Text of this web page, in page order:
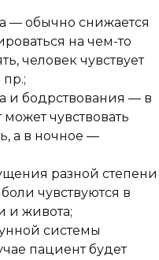
— обычно снижается
на чем-то
человек чувствует
и бодрствования — в
чувствовать
а в ночное —
разной степени
чувствуются в
и живота;
системы
пациент будет